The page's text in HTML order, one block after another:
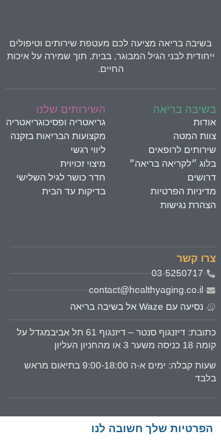
בשיבה בריאהמציעה לכם מעטפת שירותים וטיפולים
ייחודית לבני הגיל המבוגר, בבית, תוך שמירה על איכות
החיים.
בריאה
המטה
לרופאים
״לקריאה בריאה״
הפרטיות
נגישות
השירותים שלנו
גריאטריה ופסיכוגריאטריה
מקצועות הבריאות בזקנה
ליווי רגשי
מיצוי זכויוית
חדר כושר לגיל השלישי
בדיקות עד הבית
קשר
03-5250717
contact@healthyaging.co.il
נסיעה עם Waze אל בשיבה בריאה
: דיזנגוף סנטר – דיזנגוף 61 תל אביבמגדל על
כניסה משער 3 או מהחניון העליון
קבלה:
ימים א-ה 9:00-18:00 בתיאום מראש
הפרטיות שלך חשובה לנו